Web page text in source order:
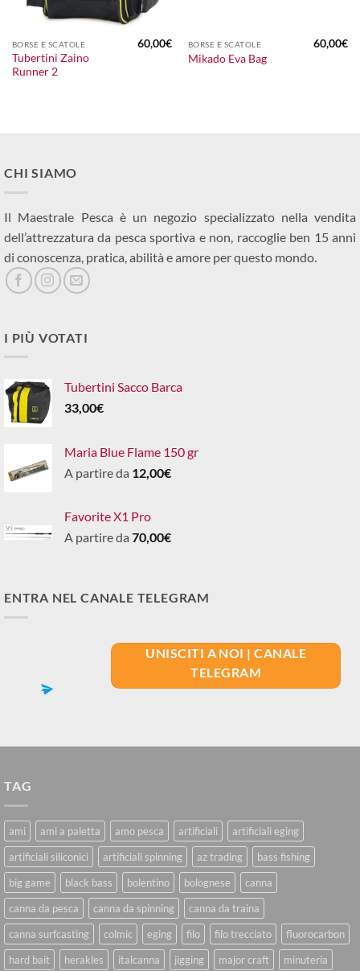
BORSE E SCATOLE
Tubertini Zaino
Runner 2
60,00€ BORSE E SCATOLE
Mikado Eva Bag
60,00€
CHI SIAMO
Il Maestrale Pesca è un negozio specializzato nella vendita
dell’attrezzatura da pesca sportiva e non, raccoglie ben 15 anni
di conoscenza, pratica, abilità e amore per questo mondo.
I PIÙ VOTATI
Tubertini Sacco Barca
33,00€
Maria Blue Flame 150 gr
A partire da 12,00€
Favorite X1 Pro
A partire da 70,00€
ENTRA NEL CANALE TELEGRAM
UNISCITI A NOI | CANALE
TELEGRAM
TAG
ami ami a paletta amo pesca artificiali
artificiali eging
artificiali siliconici
artificiali spinning az trading
bass fishing
big game
black bass bolentino bolognese
canna
canna da pesca
canna da spinning
canna da traina
canna surfcasting
colmic eging filo filo trecciato
fluorocarbon
hard bait
herakles italcanna jigging major craft minuteria